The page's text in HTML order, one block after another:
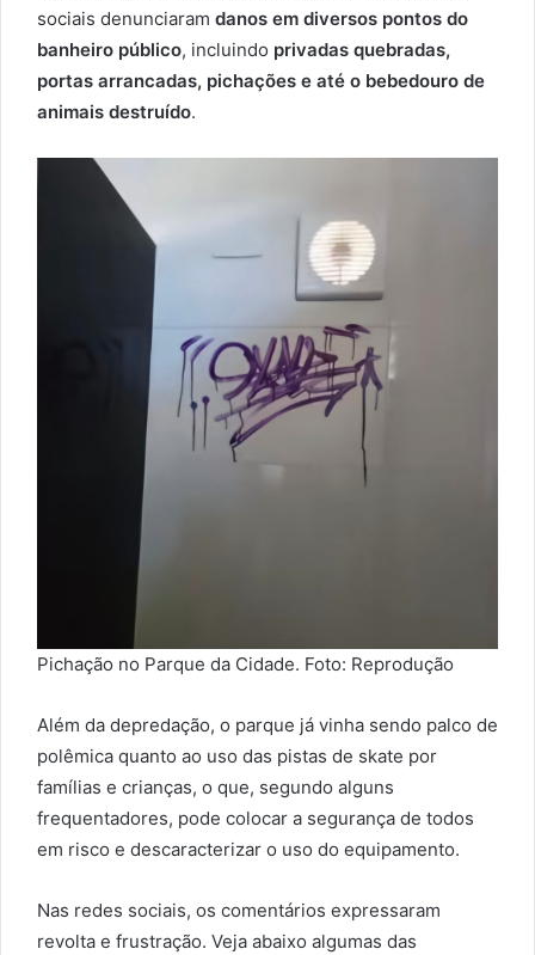
sociais denunciaram danos em diversos pontos do
banheiro público, incluindo privadas quebradas,
portas arrancadas, pichações e até o bebedouro de
animais destruído.
Pichação no Parque da Cidade. Foto: Reprodução
Além da depredação, o parque já vinha sendo palco de
polêmica quanto ao uso das pistas de skate por
famílias e crianças, o que, segundo alguns
frequentadores, pode colocar a segurança de todos
em risco e descaracterizar o uso do equipamento.
Nas redes sociais, os comentários expressaram
revolta e frustração. Veja abaixo algumas das